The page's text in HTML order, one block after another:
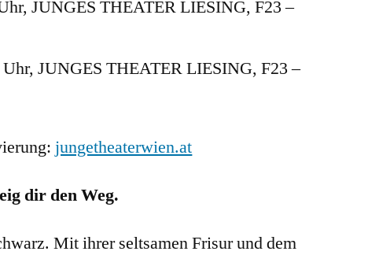
JUNGES THEATER LIESING, F23 –
JUNGES THEATER LIESING, F23 –
jungetheaterwien.at
dir den Weg.
Mit ihrer seltsamen Frisur und dem